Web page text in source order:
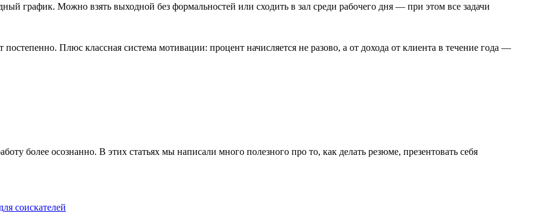
график. Можно взять выходной без формальностей или сходить в зал среди рабочего дня — при этом все задачи
Плюс классная система мотивации: процент начисляется не разово, а от дохода от клиента в течение года —
более осознанно. В этих статьях мы написали много полезного про то, как делать резюме, презентовать себя
соискателей